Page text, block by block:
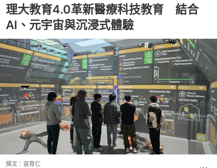
理大教育4.0革新醫療科技教育 結合
AI、元宇宙與沉浸式體驗
撰文： 容育仁